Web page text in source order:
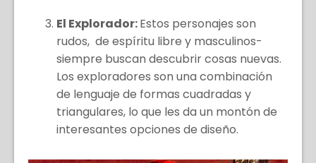
El Explorador:Estos personajes son
rudos, de espíritu libre y masculinos-
siempre buscan descubrir cosas nuevas.
Los exploradores son una combinación
de lenguaje de formas cuadradas y
triangulares, lo que les da un montón de
interesantes opciones de diseño.